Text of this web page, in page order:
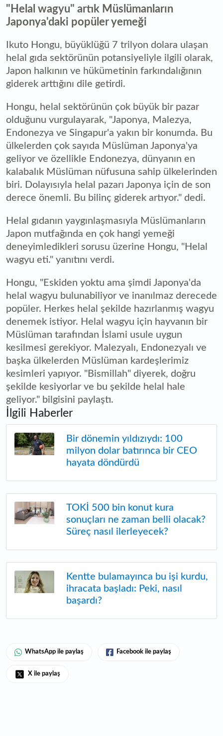
"Helal wagyu" artık Müslümanların
Japonya'daki popüler yemeği
Ikuto Hongu, büyüklüğü 7 trilyon dolara ulaşan
helal gıda sektörünün potansiyeliyle ilgili olarak,
Japon halkının ve hükümetinin farkındalığının
giderek arttığını dile getirdi.
Hongu, helal sektörünün çok büyük bir pazar
olduğunu vurgulayarak, "Japonya, Malezya,
Endonezya ve Singapur'a yakın bir konumda. Bu
ülkelerden çok sayıda Müslüman Japonya'ya
geliyor ve özellikle Endonezya, dünyanın en
kalabalık Müslüman nüfusuna sahip ülkelerinden
biri. Dolayısıyla helal pazarı Japonya için de son
derece önemli. Bu bilinç giderek artıyor." dedi.
Helal gıdanın yaygınlaşmasıyla Müslümanların
Japon mutfağında en çok hangi yemeği
deneyimledikleri sorusu üzerine Hongu, "Helal
wagyu eti." yanıtını verdi.
Hongu, "Eskiden yoktu ama şimdi Japonya'da
helal wagyu bulunabiliyor ve inanılmaz derecede
popüler. Herkes helal şekilde hazırlanmış wagyu
denemek istiyor. Helal wagyu için hayvanın bir
Müslüman tarafından İslami usule uygun
kesilmesi gerekiyor. Malezyalı, Endonezyalı ve
başka ülkelerden Müslüman kardeşlerimiz
kesimleri yapıyor. "Bismillah" diyerek, doğru
şekilde kesiyorlar ve bu şekilde helal hale
geliyor." bilgisini paylaştı.
İlgili Haberler
Bir dönemin yıldızıydı: 100
milyon dolar batırınca bir CEO
hayata döndürdü
TOKİ 500 bin konut kura
sonuçları ne zaman belli olacak?
Süreç nasıl ilerleyecek?
Kentte bulamayınca bu işi kurdu,
ihracata başladı: Peki, nasıl
başardı?
WhatsApp ile paylaş Facebook ile paylaş
X ile paylaş